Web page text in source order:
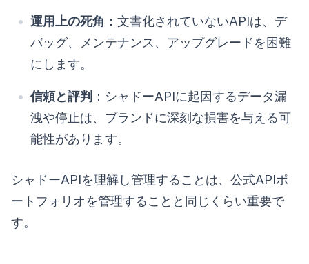
運用上の死角 ：文書化されていないAPIは、デ
バッグ、メンテナンス、アップグレードを困難
にします。
信頼と評判 ：シャドーAPIに起因するデータ漏
洩や停止は、ブランドに深刻な損害を与える可
能性があります。
シャドーAPIを理解し管理することは、公式APIポ
ートフォリオを管理することと同じくらい重要で
す。